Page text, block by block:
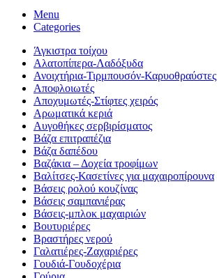
Menu
Categories
Άγκιστρα τοίχου
Αλατοπίπερα-Λαδόξυδα
Ανοιχτήρια-Τιρμπουσόν-Καρυοθραύστες
Αποφλοιωτές
Αποχυμωτές-Στίφτες χειρός
Αρωματικά κεριά
Αυγοθήκες σερβιρίσματος
Βάζα επιτραπέζια
Βάζα δαπέδου
Βαζάκια – Δοχεία τροφίμων
Βαλίτσες-Κασετίνες για μαχαιροπίρουνα
Βάσεις ρολού κουζίνας
Βάσεις σαμπανιέρας
Βάσεις-μπλοκ μαχαιριών
Βουτυριέρες
Βραστήρες νερού
Γαλατιέρες-Ζαχαριέρες
Γουδιά-Γουδοχέρια